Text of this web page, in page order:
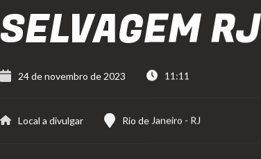
SELVAGEM RJ
24 de novembro de 2023 11:11
Local a divulgar Rio de Janeiro - RJ